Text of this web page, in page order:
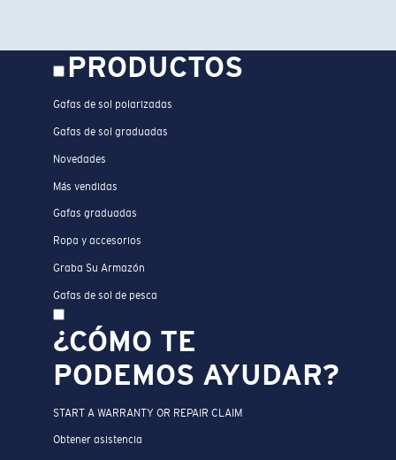
PRODUCTOS
Gafas de sol polarizadas
Gafas de sol graduadas
Novedades
Más vendidas
Gafas graduadas
Ropa y accesorios
Graba Su Armazón
Gafas de sol de pesca
¿CÓMO TE
PODEMOS AYUDAR?
START A WARRANTY OR REPAIR CLAIM
Obtener asistencia